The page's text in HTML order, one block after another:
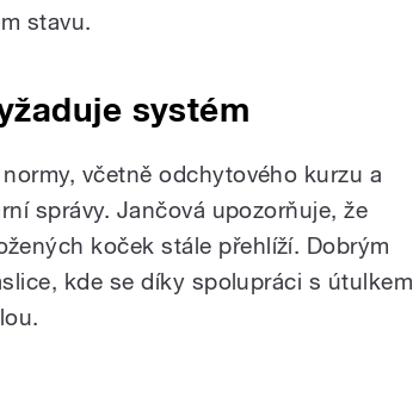
stavu.
systém
včetně odchytového kurzu a
správy. Jančová upozorňuje, že
koček stále přehlíží. Dobrým
kde se díky spolupráci s útulkem